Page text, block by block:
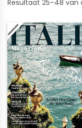
Resultaat 25–48 van